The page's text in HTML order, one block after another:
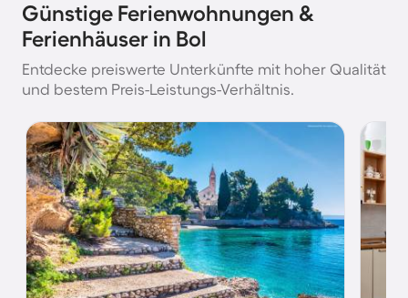
Günstige Ferienwohnungen &
Ferienhäuser in Bol
Entdecke preiswerte Unterkünfte mit hoher Qualität
und bestem Preis-Leistungs-Verhältnis.